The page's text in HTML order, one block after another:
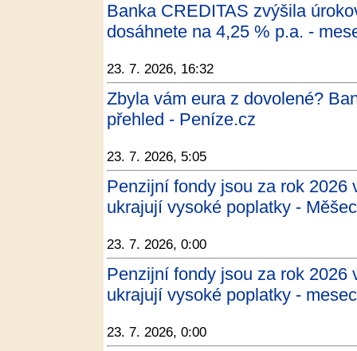
Banka CREDITAS zvýšila
dosáhnete na 4,25 % p.a. -
23. 7. 2026, 16:32
Zbyla vám eura z dovolené?
přehled - Peníze.cz
23. 7. 2026, 5:05
Penzijní fondy jsou za rok 2026
ukrajují vysoké poplatky -
23. 7. 2026, 0:00
Penzijní fondy jsou za rok 2026
ukrajují vysoké poplatky -
23. 7. 2026, 0:00